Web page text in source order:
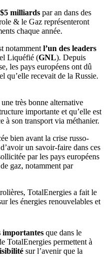
$5 milliards par an dans des
& le Gaz représenteront
chaque année.
notamment l’un des leaders
Liquéfié (GNL). Depuis
les pays européens ont dû
qu’elle recevait de la Russie.
une très bonne alternative
importante et qu’elle est
à son transport via méthanier.
bien avant la crise russo-
un savoir-faire dans ces
par les pays européens
gaz, notamment par
TotalEnergies a fait le
les énergies renouvelables et
importantes que dans le
TotalEnergies permettent à
sur l’avenir que la